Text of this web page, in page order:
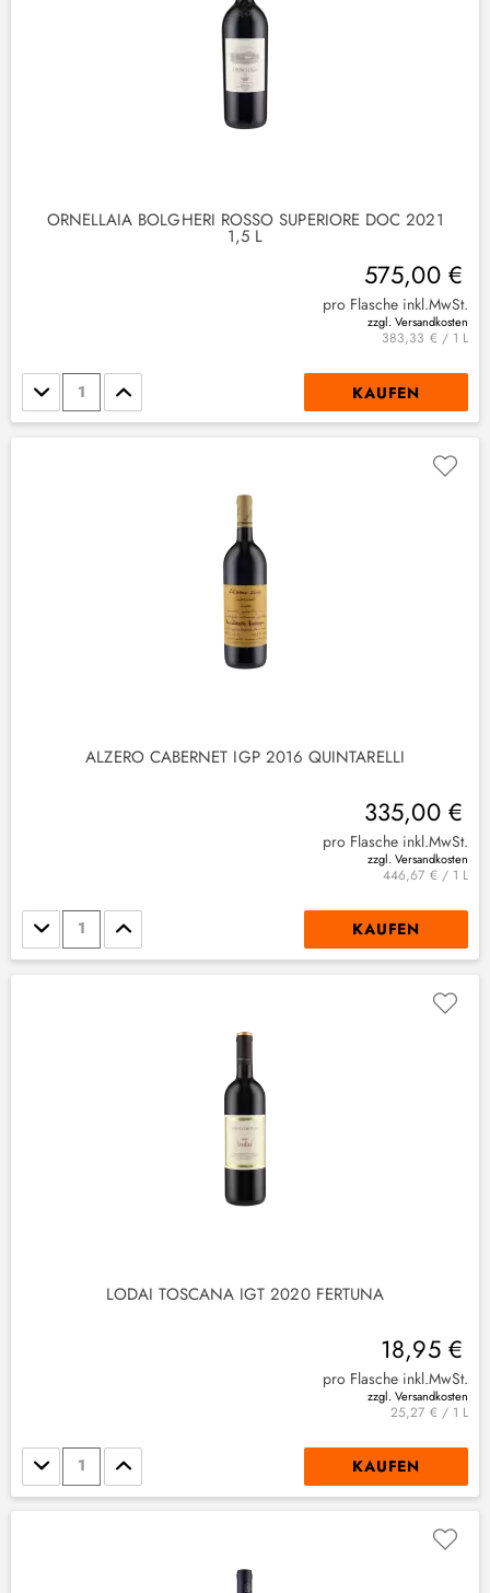
ORNELLAIA BOLGHERI ROSSO SUPERIORE DOC 2021
1,5 L
575,00 €
pro Flasche inkl.MwSt.
zzgl. Versandkosten
383,33 € / 1 L
Stückzahl KAUFEN
ALZERO CABERNET IGP 2016 QUINTARELLI
335,00 €
pro Flasche inkl.MwSt.
zzgl. Versandkosten
446,67 € / 1 L
Stückzahl KAUFEN
LODAI TOSCANA IGT 2020 FERTUNA
18,95 €
pro Flasche inkl.MwSt.
zzgl. Versandkosten
25,27 € / 1 L
Stückzahl KAUFEN